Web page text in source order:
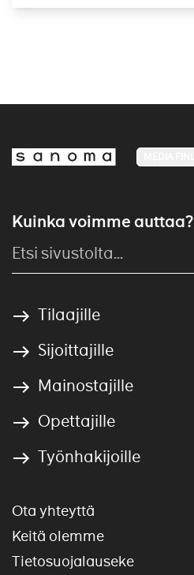
Kuinka voimme auttaa?
Tilaajille
Sijoittajille
Mainostajille
Opettajille
Työnhakijoille
Ota yhteyttä
Keitä olemme
Tietosuojalauseke